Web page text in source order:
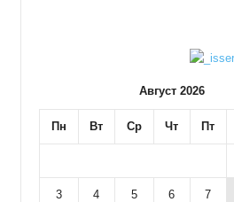
Август 2026
Пн Вт Ср Чт Пт
3 4 5 6 7